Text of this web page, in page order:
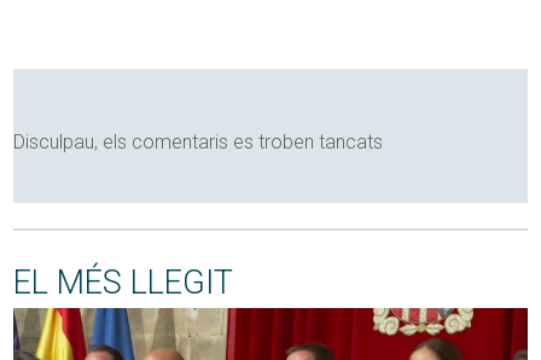
Disculpau, els comentaris es troben tancats
EL MÉS LLEGIT